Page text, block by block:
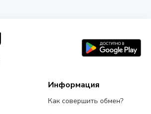
Информация
Как совершить обмен?